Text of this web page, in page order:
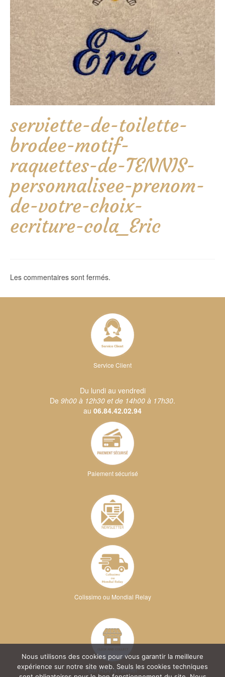
serviette-de-toilette-
brodee-motif-
raquettes-de-TENNIS-
personnalisee-prenom-
de-votre-choix-
ecriture-cola_Eric
Les commentaires sont fermés.
Service Client
Du lundi au vendredi
De 9h00 à 12h30 et de 14h00 à 17h30.
au 06.84.42.02.94
Paiement sécurisé
Colissimo ou Mondial Relay
Sur RDV à l'atelier
Nous utilisons des cookies pour vous garantir la meilleure
expérience sur notre site web. Seuls les cookies techniques